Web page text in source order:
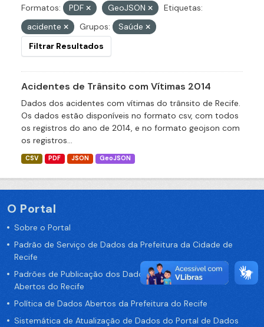
Formatos: PDF GeoJSON
Etiquetas:
acidente
Grupos:
Saúde
Filtrar Resultados
Acidentes de Trânsito com Vítimas 2014
Dados dos acidentes com vítimas do trânsito de Recife.
Os dados estão disponíveis no formato csv, com todos
os registros do ano de 2014, e no formato geojson com
os registros...
CSV PDF JSON GeoJSON
O Portal
Sobre o Portal
Padrão de Serviço de Dados da Prefeitura da Cidade de
Recife
Padrões de Publicação dos Dados no Portal de Dados
Abertos do Recife
Política de Dados Abertos da Prefeitura do Recife
Sistemática de Atualização de Dados do Portal de Dados